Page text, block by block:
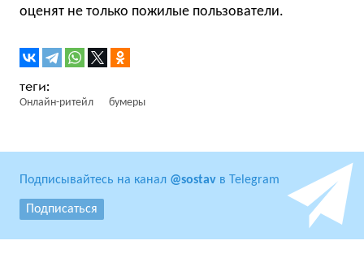
оценят не только пожилые пользователи.
Онлайн-ритейл бумеры
Подписывайтесь на канал @sostav в Telegram
Подписаться